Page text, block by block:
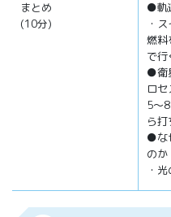
まとめ
(10分)
●軌
・
燃料
で行
●衛
ロセ
5～
ら
●な
のか
・